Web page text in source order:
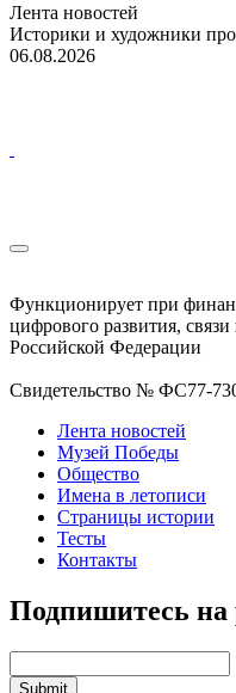
Лента новостей
Историки и художники
06.08.2026
Функционирует при
цифрового развития,
Российской Федерации
Свидетельство № ФС77-
Лента новостей
Музей Победы
Общество
Имена в летописи
Страницы истории
Тесты
Контакты
Подпишитесь на